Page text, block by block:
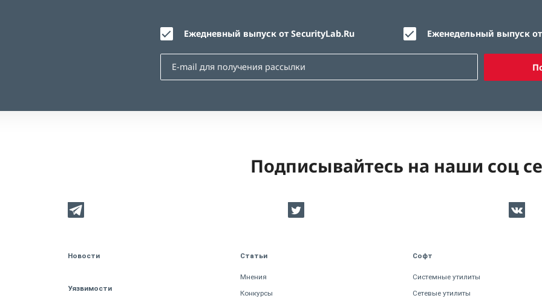
Ежедневный выпуск от SecurityLab.Ru Еженедельный выпуск
Подписывайтесь на наши соц
Новости
Уязвимости
Статьи
Мнения
Конкурсы
Софт
Системные утилиты
Сетевые утилиты